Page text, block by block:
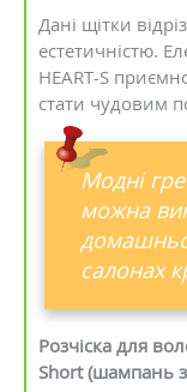
Дані щітки
естетичністю.
HEART-S
стати чудовим
Модні
можна
салонах
Розчіска для
Short (шампань